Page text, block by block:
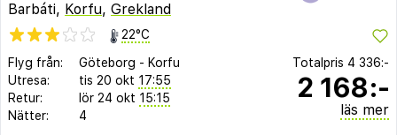
Barbáti, Korfu, Grekland
22°C
Flyg från:
Göteborg - Korfu
Utresa:
tis 20 okt 17:55
Retur:
lör 24 okt 15:15
Nätter:
4
Totalpris 4 336:-
2 168:-
läs mer